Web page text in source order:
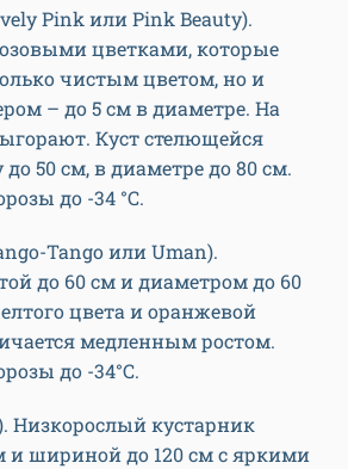
Pink или Pink Beauty).
цветками, которые
чистым цветом, но и
– до 5 см в диаметре. На
Куст стелющейся
50 см, в диаметре до 80 см.
до -34 °С.
Tango или Uman).
до 60 см и диаметром до 60
цвета и оранжевой
медленным ростом.
до -34°С.
Низкорослый кустарник
и шириной до 120 см с яркими